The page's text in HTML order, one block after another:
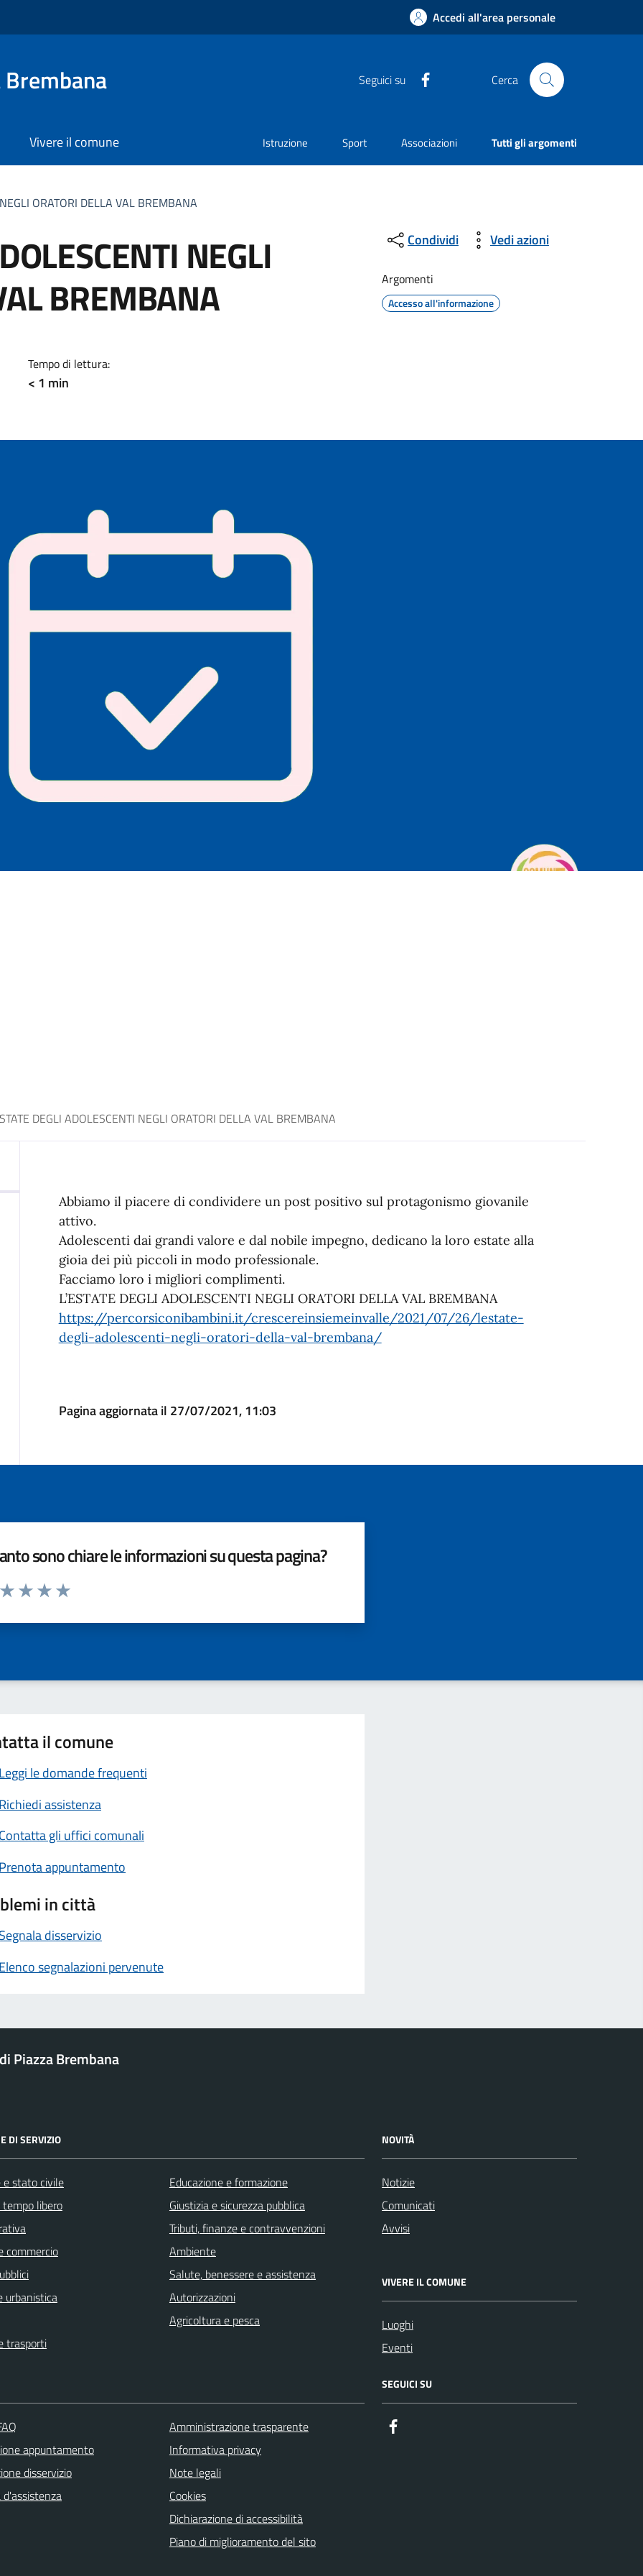
Accedi all'area personale
Brembana Seguici su Cerca
Vivere il comune Istruzione Sport Associazioni Tutti gli argomenti
ORATORI DELLA VAL BREMBANA
NEGLI
BREMBANA
Tempo di lettura:
< 1 min
Condividi Vedi azioni
Argomenti
Accesso all'informazione
DEGLI ADOLESCENTI NEGLI ORATORI DELLA VAL BREMBANA
Abbiamo il piacere di condividere un post positivo sul protagonismo giovanile
attivo.
Adolescenti dai grandi valore e dal nobile impegno, dedicano la loro estate alla
gioia dei più piccoli in modo professionale.
Facciamo loro i migliori complimenti.
L’ESTATE DEGLI ADOLESCENTI NEGLI ORATORI DELLA VAL BREMBANA
https://percorsiconibambini.it/crescereinsiemeinvalle/2021/07/26/lestate-
degli-adolescenti-negli-oratori-della-val-brembana/
Pagina aggiornata il 27/07/2021, 11:03
sono chiare le informazioni su questa pagina?
da 1 a 5 stelle la pagina
il comune
Leggi le domande frequenti
Richiedi assistenza
Contatta gli uffici comunali
Prenota appuntamento
in città
Segnala disservizio
Elenco segnalazioni pervenute
Piazza Brembana
DI SERVIZIO
e stato civile
libero
commercio
urbanistica
trasporti
Educazione e formazione
Giustizia e sicurezza pubblica
Tributi, finanze e contravvenzioni
Ambiente
Salute, benessere e assistenza
Autorizzazioni
Agricoltura e pesca
NOVITÀ
Notizie
Comunicati
Avvisi
VIVERE IL COMUNE
Luoghi
Eventi
appuntamento
disservizio
d'assistenza
Amministrazione trasparente
Informativa privacy
Note legali
Cookies
Dichiarazione di accessibilità
Piano di miglioramento del sito
SEGUICI SU